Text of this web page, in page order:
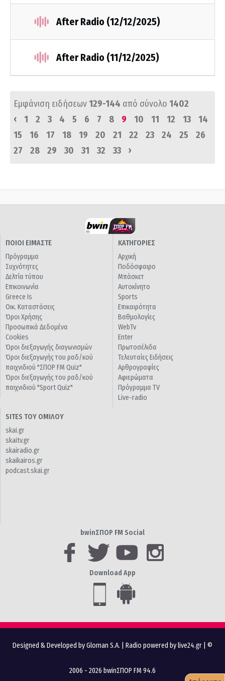
After Radio (12/12/2025)
After Radio (11/12/2025)
Εμφάνιση ειδήσεων129-144 από σύνολο 1402
‹
1 2 3 4 5 6 7 8 9 10 11 12 13
14
15
16 17 18 19 20 21 22 23 24 25
26
27
28 29 30 31 32 33 ›
ΠΟΙΟΙ ΕΙΜΑΣΤΕ
Πρόγραμμα
Συχνότητες
Δελτία τύπου
Επικοινωνία
Greece Is
Οικ. Καταστάσεις
Όροι Χρήσης
Προσωπικά Δεδομένα
Cookies
Όροι διεξαγωγής διαγωνισμών
Όροι διεξαγωγής του ραδ/κού
παιχνιδιού "ΣΠΟΡ FM Quiz"
Όροι διεξαγωγής του ραδ/κού
παιχνιδιού "Sport Quiz"
ΚΑΤΗΓΟΡΙΕΣ
Αρχική
Ποδόσφαιρο
Μπάσκετ
Αυτοκίνητο
Sports
Επικαιρότητα
Βαθμολογίες
WebTv
Enter
Πρωτοσέλιδα
Τελευταίες Ειδήσεις
Αρθρογραφίες
Αφιερώματα
Πρόγραμμα TV
Live-radio
SITES ΤΟΥ ΟΜΙΛΟΥ
skai.gr
skaitv.gr
skairadio.gr
skaikairos.gr
podcast.skai.gr
bwinΣΠΟΡ FM Social
Download App
Designed & Developed by Gloman S.A. Radio powered by live24.gr | ©
2006 - 2026 bwinΣΠΟΡ FM 94.6